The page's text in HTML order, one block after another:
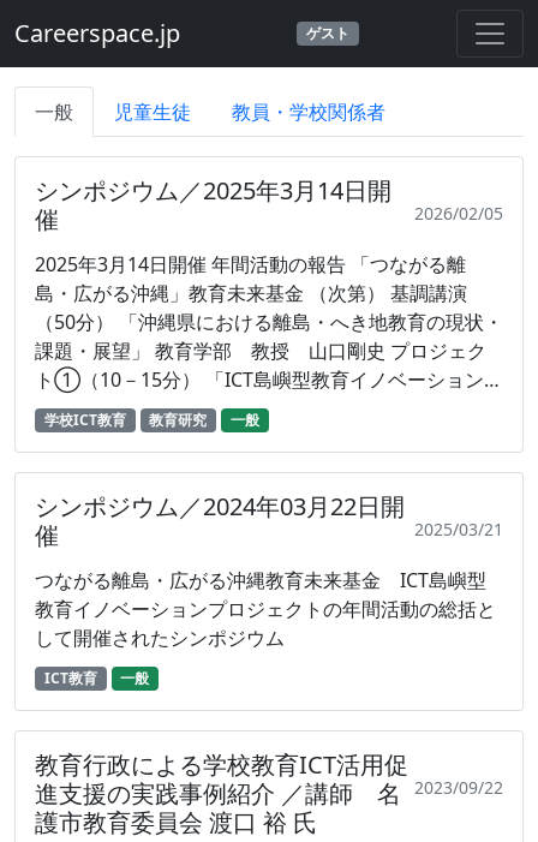
Careerspace.jp ゲスト
一般 児童生徒 教員・学校関係者
シンポジウム／2025年3月14日開
催
2026/02/05
2025年3月14日開催 年間活動の報告 「つながる離
島・広がる沖縄」教育未来基金 （次第） 基調講演
（50分） 「沖縄県における離島・へき地教育の現状・
課題・展望」 教育学部 教授 山口剛史 プロジェク
ト①（10－15分） 「ICT島嶼型教育イノベーションプ
ロジェクト」 地域連携推進機構准教授 柴田聡史 プ
ロジェクト②（10－15分） 「離島地域等の教育環境
に合わせた方式別オンライン理科実験の実証研究」 教
育学部 准教授 福本晃造 プロジェクト③（15分）
「ICTを活用した高校生のミールサポート」 農学部
准教授 井口直子（事前収録ビデオ） プロジェクト
④（15分） 「離島地域の課題解決に向けたオンライ
ンＰＢＬの開発と展開」 ―多様なステークホルダーに
よる本島と離島の連携－ 地域連携推進機構 特命准教
授 畑中寛
学校ICT教育 教育研究 一般
シンポジウム／2024年03月22日開
催
2025/03/21
つながる離島・広がる沖縄教育未来基金 ICT島嶼型
教育イノベーションプロジェクトの年間活動の総括と
して開催されたシンポジウム
ICT教育 一般
教育行政による学校教育ICT活用促
進支援の実践事例紹介 ／講師 名
護市教育委員会 渡口 裕 氏
2023/09/22